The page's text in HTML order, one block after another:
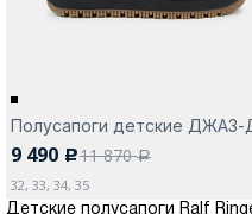
Полусапоги детские ДЖАЗ-
9 490 c11 870a
32, 33, 34, 35
Детские полусапоги Ralf